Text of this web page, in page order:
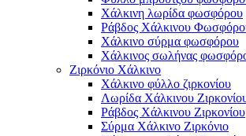
Χάλκινη λωρίδα φωσφόρου
Ράβδος Χάλκινου
Χάλκινο σύρμα φωσφόρου
Χάλκινος σωλήνας
Ζιρκόνιο Χάλκινο
Χάλκινο φύλλο ζιρκονίου
Λωρίδα Χάλκινου
Ράβδος Χάλκινου Ζιρκονίου
Σύρμα Χάλκινο Ζιρκόνιο